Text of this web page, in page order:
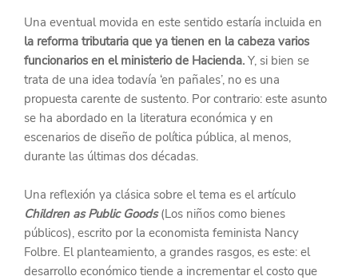
Una eventual movida en este sentido estaría incluida en
la reforma tributaria que ya tienen en la cabeza varios
funcionarios en el ministerio de Hacienda. Y, si bien se
trata de una idea todavía ‘en pañales’, no es una
propuesta carente de sustento. Por contrario: este asunto
se ha abordado en la literatura económica y en
escenarios de diseño de política pública, al menos,
durante las últimas dos décadas.
Una reflexión ya clásica sobre el tema es el artículo
Children as Public Goods (Los niños como bienes
públicos), escrito por la economista feminista Nancy
Folbre. El planteamiento, a grandes rasgos, es este: el
desarrollo económico tiende a incrementar el costo que